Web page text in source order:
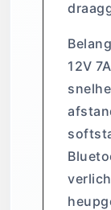
12V